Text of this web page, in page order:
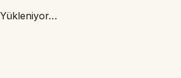
Yükleniyor…